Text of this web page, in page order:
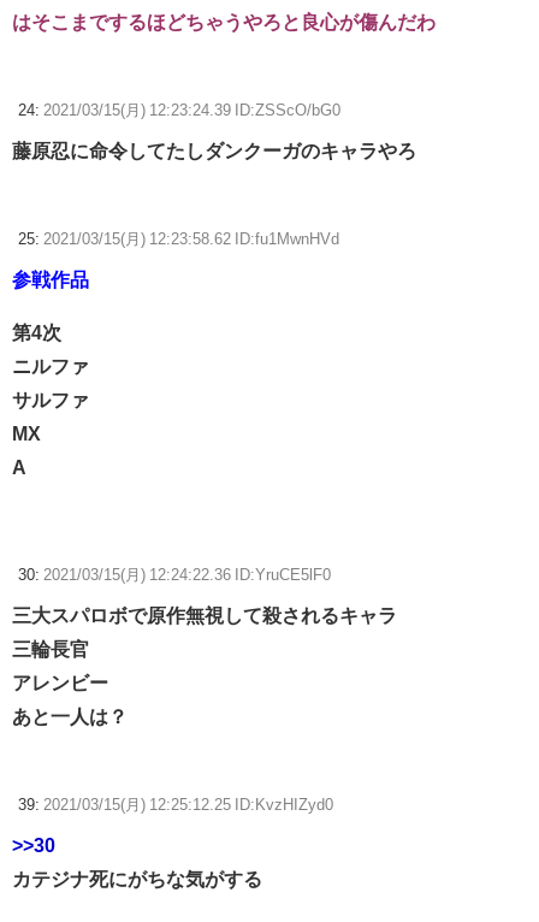
はそこまでするほどちゃうやろと良心が傷んだわ
24: 2021/03/15(月) 12:23:24.39 ID:ZSScO/bG0
藤原忍に命令してたしダンクーガのキャラやろ
25: 2021/03/15(月) 12:23:58.62 ID:fu1MwnHVd
参戦作品
第4次
ニルファ
サルファ
MX
A
30: 2021/03/15(月) 12:24:22.36 ID:YruCE5lF0
三大スパロボで原作無視して殺されるキャラ
三輪長官
アレンビー
あと一人は？
39: 2021/03/15(月) 12:25:12.25 ID:KvzHIZyd0
>>30
カテジナ死にがちな気がする